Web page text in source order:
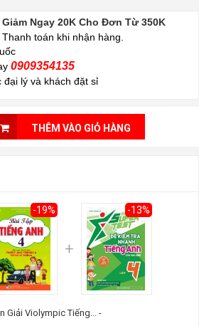
Giảm Ngay 20K Cho Đơn Từ 350K
toán khi nhận hàng.
0909354135
đại lý và khách đặt sỉ
THÊM VÀO GIỎ HÀNG
-19% -13%
Giải Violympic Tiếng...-